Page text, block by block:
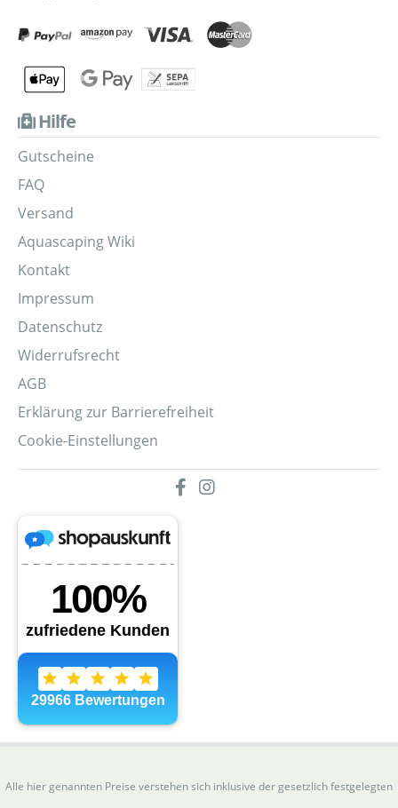
Hilfe
Gutscheine
FAQ
Versand
Aquascaping Wiki
Kontakt
Impressum
Datenschutz
Widerrufsrecht
AGB
Erklärung zur Barrierefreiheit
Cookie-Einstellungen
Alle hier genannten Preise verstehen sich inklusive der gesetzlich festgelegten